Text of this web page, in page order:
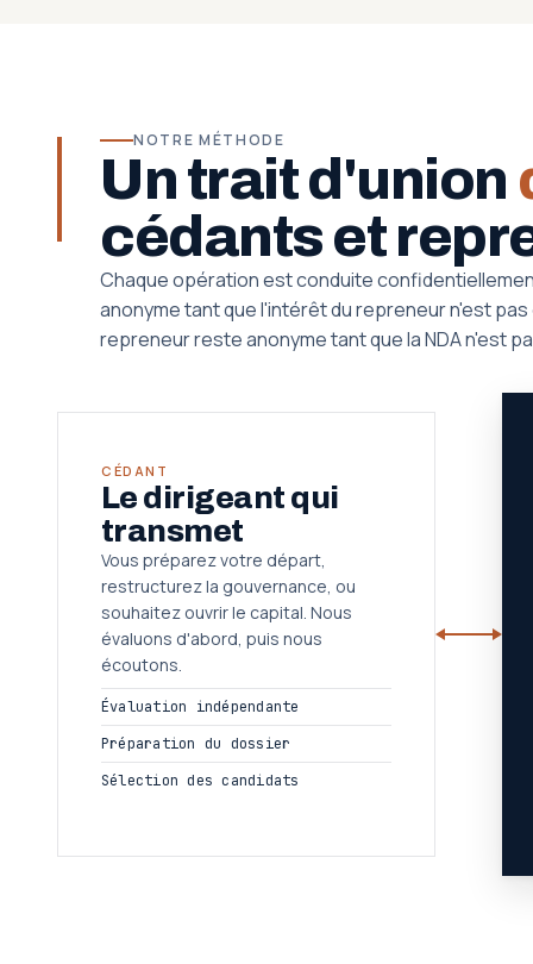
NOTRE MÉTHODE
Un trait d'union
cédants et
Chaque opération est conduite
anonyme tant que l'intérêt du repreneur n'est pas
repreneur reste anonyme tant que la NDA n'est
CÉDANT
Le dirigeant qui
transmet
Vous préparez votre départ,
restructurez la gouvernance, ou
souhaitez ouvrir le capital. Nous
évaluons d'abord, puis nous
écoutons.
Évaluation indépendante
Préparation du dossier
Sélection des candidats